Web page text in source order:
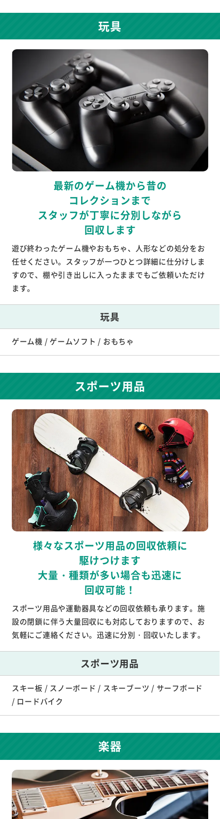
玩具
最新のゲーム機から昔の
コレクションまで
スタッフが丁寧に分別しながら
回収します
遊び終わったゲーム機やおもちゃ、人形などの処分をお
任せください。スタッフが一つひとつ詳細に仕分けしま
すので、棚や引き出しに入ったままでもご依頼いただけ
ます。
玩具
ゲーム機 / ゲームソフト / おもちゃ
スポーツ用品
様々なスポーツ用品の回収依頼に
駆けつけます
大量・種類が多い場合も迅速に
回収可能！
スポーツ用品や運動器具などの回収依頼も承ります。施
設の閉鎖に伴う大量回収にも対応しておりますので、お
気軽にご連絡ください。迅速に分別・回収いたします。
スポーツ用品
スキー板 / スノーボード / スキーブーツ / サーフボード
/ ロードバイク
楽器